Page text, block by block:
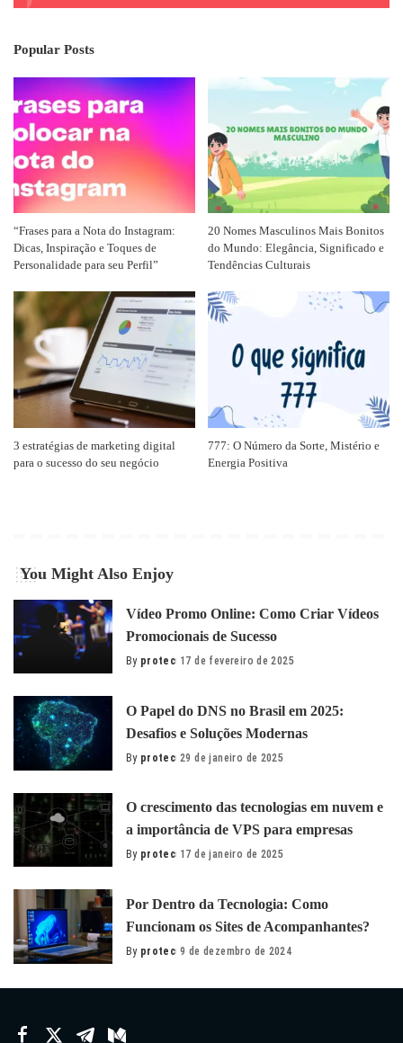
Popular Posts
“Frases para a Nota do Instagram:
Dicas, Inspiração e Toques de
Personalidade para seu Perfil”
20 Nomes Masculinos Mais Bonitos
do Mundo: Elegância, Significado e
Tendências Culturais
3 estratégias de marketing digital
para o sucesso do seu negócio
777: O Número da Sorte, Mistério e
Energia Positiva
You Might Also Enjoy
Vídeo Promo Online: Como Criar Vídeos
Promocionais de Sucesso
Posted
By protec 17 de fevereiro de 2025
O Papel do DNS no Brasil em 2025:
Desafios e Soluções Modernas
Posted
By protec 29 de janeiro de 2025
O сrescimento das tecnologias em nuvem e
a importância de VPS para empresas
Posted
By protec 17 de janeiro de 2025
Por Dentro da Tecnologia: Como
Funcionam os Sites de Acompanhantes?
Posted
By protec 9 de dezembro de 2024